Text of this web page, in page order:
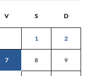
V S D
1 2
7 8 9